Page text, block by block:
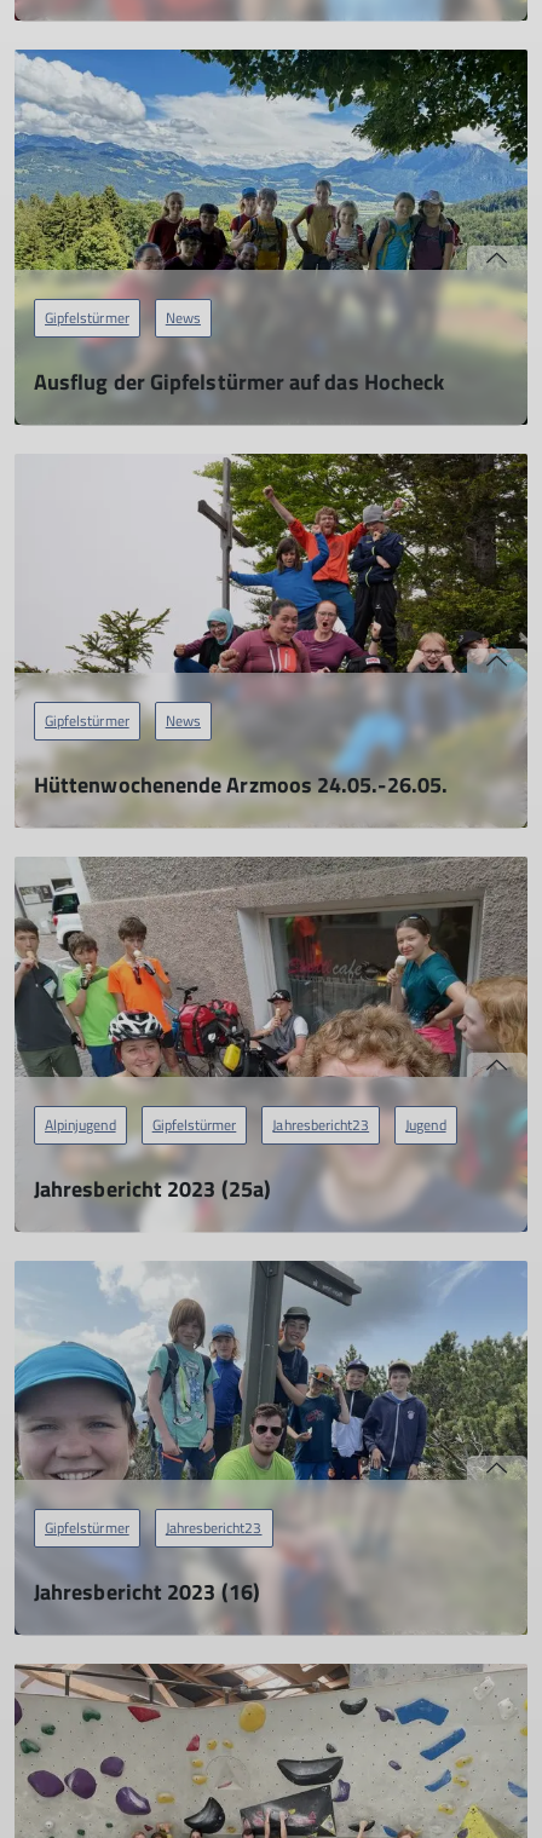
27.07.2024
mehr erfahren
Gipfelstürmer News
Ausflug der Gipfelstürmer auf das Hocheck
16.06.2024
Gipfelstürmer News
Hüttenwochenende Arzmoos 24.05.-26.05.
24.05.2024
mehr erfahren
Alpinjugend Gipfelstürmer Jahresbericht23 Jugend
Jahresbericht 2023 (25a)
Ausfahrt der Jugend zum Gardasee
mehr erfahren
Gipfelstürmer Jahresbericht23
Jahresbericht 2023 (16)
Gipfelstürmer
mehr erfahren